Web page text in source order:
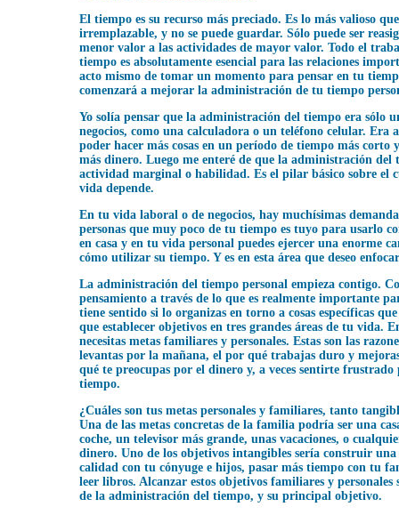
El tiempo es su recurso más preciado. Es lo más valioso
irremplazable, y no se puede guardar. Sólo puede ser
menor valor a las actividades de mayor valor. Todo el
tiempo es absolutamente esencial para las relaciones
acto mismo de tomar un momento para pensar en tu
comenzará a mejorar la administración de tu tiempo
Yo solía pensar que la administración del tiempo era sólo
negocios, como una calculadora o un teléfono celular. Era
poder hacer más cosas en un período de tiempo más corto
más dinero. Luego me enteré de que la administración del
actividad marginal o habilidad. Es el pilar básico sobre el
vida depende.
En tu vida laboral o de negocios, hay muchísimas
personas que muy poco de tu tiempo es tuyo para usarlo
en casa y en tu vida personal puedes ejercer una enorme
cómo utilizar su tiempo. Y es en esta área que deseo
La administración del tiempo personal empieza contigo.
pensamiento a través de lo que es realmente importante
tiene sentido si lo organizas en torno a cosas específicas
que establecer objetivos en tres grandes áreas de tu vida.
necesitas metas familiares y personales. Estas son las
levantas por la mañana, el por qué trabajas duro y
qué te preocupas por el dinero y, a veces sentirte frustrado
tiempo.
¿Cuáles son tus metas personales y familiares, tanto
Una de las metas concretas de la familia podría ser una
coche, un televisor más grande, unas vacaciones, o
dinero. Uno de los objetivos intangibles sería construir
calidad con tu cónyuge e hijos, pasar más tiempo con tu
leer libros. Alcanzar estos objetivos familiares y personales
de la administración del tiempo, y su principal objetivo.